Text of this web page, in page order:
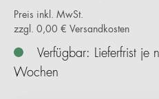
Preis inkl. MwSt.
zzgl. 0,00 € Versandkosten
Verfügbar: Lieferfrist
Wochen